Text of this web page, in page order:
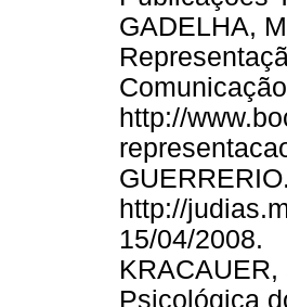
GADELHA,
http://
http://
15/04/2008.
Psicológica